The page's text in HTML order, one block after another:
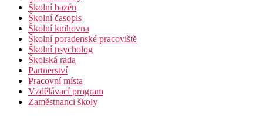
Školní bazén
Školní časopis
Školní knihovna
Školní poradenské pracoviště
Školní psycholog
Školská rada
Partnerství
Pracovní místa
Vzdělávací program
Zaměstnanci školy